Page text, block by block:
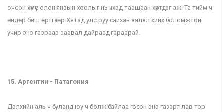
очсон хүмүүс олон янзын хоолыг нь ихэд таашаан хүртдэг аж. Та тийм ч
өндөр биш өртгөөр Хятад улс руу сайхан аялал хийх боломжтой
учир энэ газраар заавал дайраад гараарай.
15. Аргентин - Патагония
Дэлхийн аль ч буланд юу ч болж байлаа гэсэн энэ газарт лав тэр